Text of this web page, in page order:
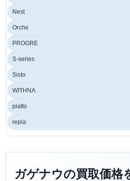
Nest
Orche
PROGRE
S-series
Sisto
WITHNA
piatto
repla
ガゲナウの買取価格